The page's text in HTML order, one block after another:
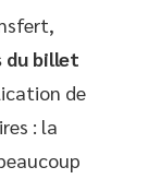
du billet
de
: la